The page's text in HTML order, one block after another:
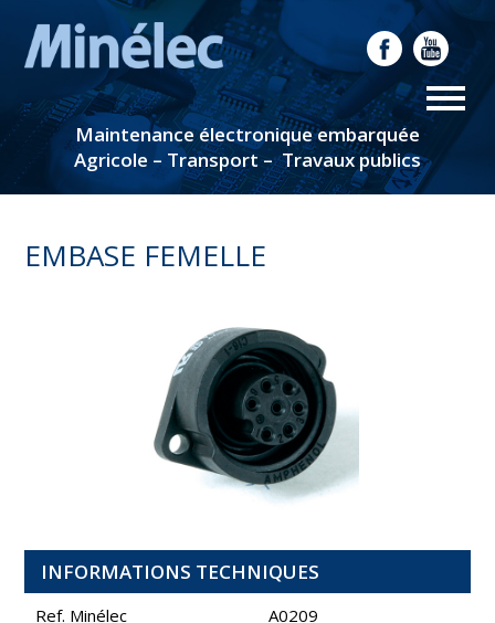
Maintenance électronique embarquée
Agricole – Transport – Travaux publics
EMBASE FEMELLE
INFORMATIONS TECHNIQUES
Ref. Minélec
A0209